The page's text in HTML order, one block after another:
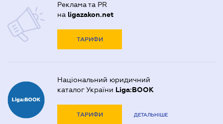
Реклама та PR
на ligazakon.net
ТАРИФИ
Національний юридичний
каталог України Liga:BOOK
ТАРИФИ ДЕТАЛЬНІШЕ